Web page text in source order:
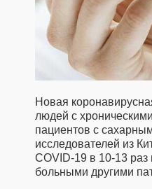
Новая
людей с
пациентов с
исследователей из
COVID-19 в 10-13
больными другими